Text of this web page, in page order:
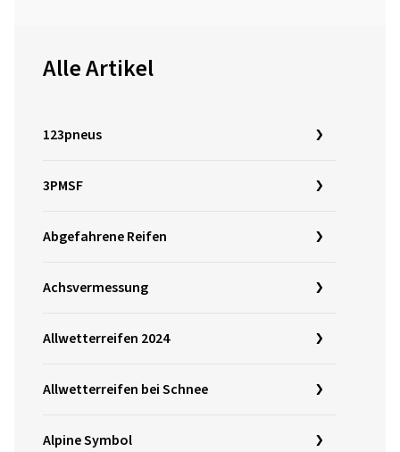
Alle Artikel
123pneus
3PMSF
Abgefahrene Reifen
Achsvermessung
Allwetterreifen 2024
Allwetterreifen bei Schnee
Alpine Symbol